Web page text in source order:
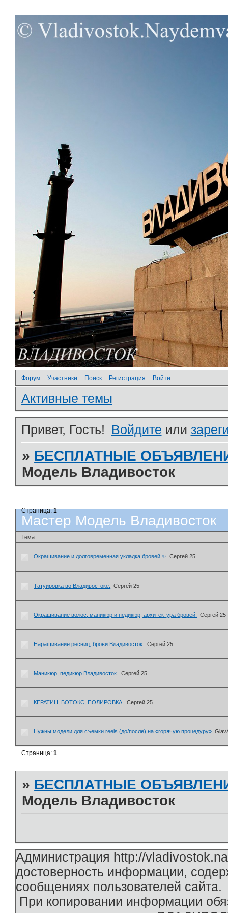
Форум Участники Поиск Регистрация Войти
Активные темы
Привет, Гость! Войдите или
» БЕСПЛАТНЫЕ
Модель Владивосток
Мастер Модель Владивосток
Страница:1
Тема
Окрашивание и долговременная укладка бровей ✨ Сергей 25
Татуировка во Владивостоке. Сергей 25
Окрашивание волос, маникюр и педикюр, архитектура бровей. Сергей 25
Наращивание ресниц, брови Владивосток. Сергей 25
Маникюр, педикюр Владивосток. Сергей 25
КЕРАТИН, БОТОКС, ПОЛИРОВКА. Сергей 25
Нужны модели для съемки reels (до/после) на «горячую процедуру»
Страница:1
» БЕСПЛАТНЫЕ
Модель Владивосток
Администрация http://
достоверность информации,
сообщениях пользователей сайта.
При копировании информации